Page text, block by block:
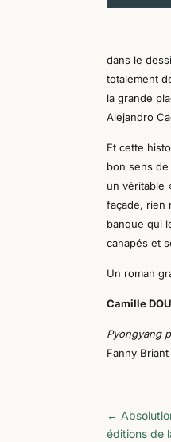
dans le
totalement
la grande
Alejandro
Et cette
bon sens
un véritable
façade, rien
banque qui
canapés et
Un roman
Camille
Pyongyang
Fanny
←
éditions de